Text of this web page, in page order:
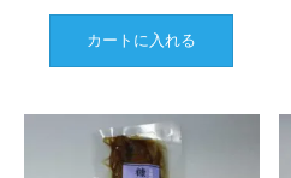
カートに入れる